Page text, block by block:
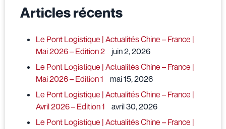
Articles récents
Le Pont Logistique | Actualités Chine – France |
Mai 2026 – Edition 2
juin 2, 2026
Le Pont Logistique | Actualités Chine – France |
Mai 2026 – Edition 1
mai 15, 2026
Le Pont Logistique | Actualités Chine – France |
Avril 2026 – Edition 1
avril 30, 2026
Le Pont Logistique | Actualités Chine – France |